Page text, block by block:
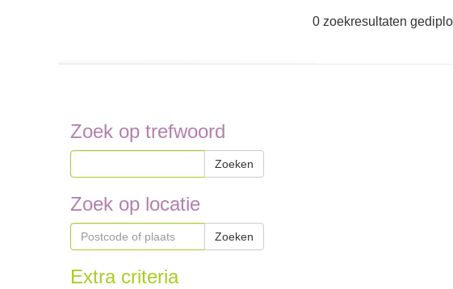
0 zoekresultaten
Zoek op trefwoord
Zoeken
Zoek op locatie
Zoeken
Extra criteria